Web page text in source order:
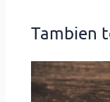
Tambien